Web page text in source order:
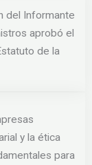
del Informante
aprobó el
de la
y la ética
para